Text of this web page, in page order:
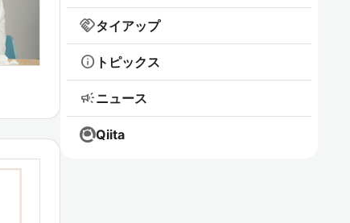
handshakeタイアップ
info トピックス
campaignニュース
Qiita